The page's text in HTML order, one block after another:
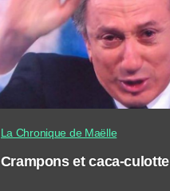
La Chronique de Maëlle
Crampons et caca-culotte